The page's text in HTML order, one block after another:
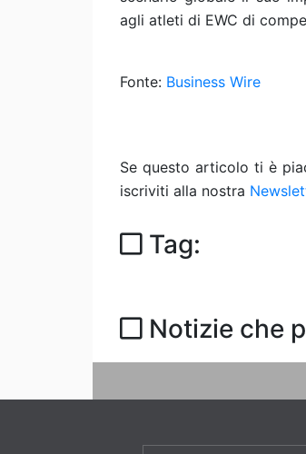
agli atleti di EWC di
Fonte: Business Wire
Se questo articolo ti è
iscriviti alla nostra
Tag:
Notizie che